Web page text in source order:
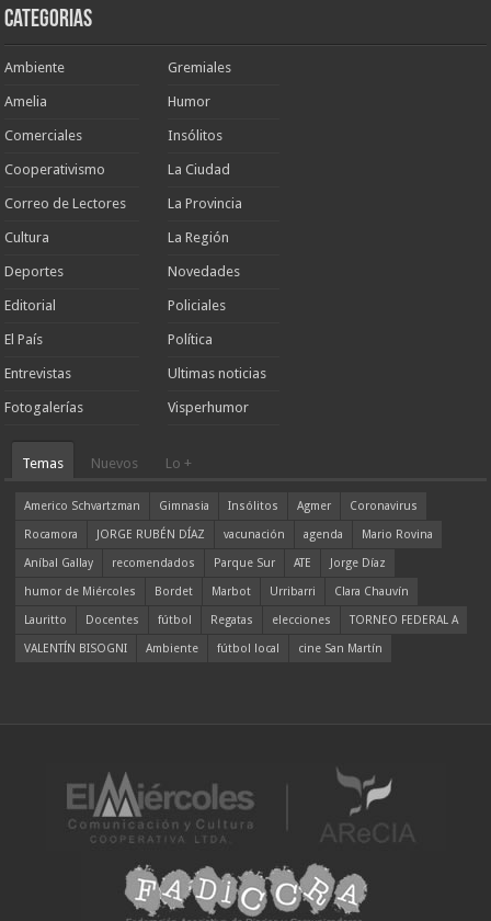
Categorias
Ambiente
Amelia
Comerciales
Cooperativismo
Correo de Lectores
Cultura
Deportes
Editorial
El País
Entrevistas
Fotogalerías
Gremiales
Humor
Insólitos
La Ciudad
La Provincia
La Región
Novedades
Policiales
Política
Ultimas noticias
Visperhumor
Temas Nuevos Lo +
Americo Schvartzman Gimnasia Insólitos Agmer
Coronavirus
Rocamora
JORGE RUBÉN DÍAZ vacunación agenda
Mario Rovina
Aníbal Gallay
recomendados Parque Sur ATE
Jorge Díaz
humor de Miércoles
Bordet Marbot Urribarri
Clara Chauvín
Lauritto
Docentes fútbol Regatas elecciones
TORNEO FEDERAL A
VALENTÍN BISOGNI
Ambiente fútbol local cine San Martín